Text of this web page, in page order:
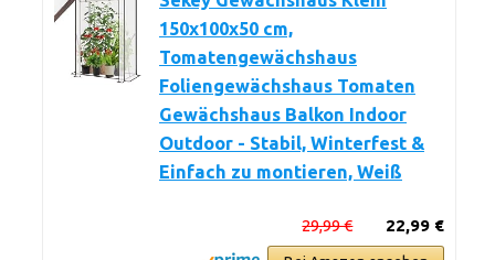
150x100x50 cm,
Tomatengewächshaus
Foliengewächshaus Tomaten
Gewächshaus Balkon Indoor
Outdoor - Stabil, Winterfest &
Einfach zu montieren, Weiß
22,99 €
29,99 €